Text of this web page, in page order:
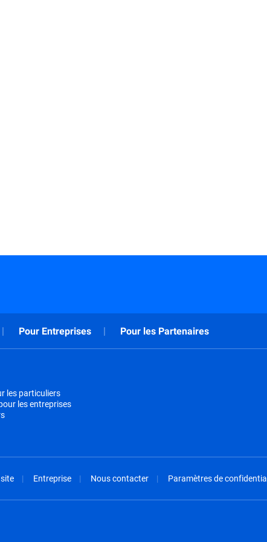
Pour Entreprises Pour les Partenaires
les particuliers
les entreprises
Entreprise Nous contacter Paramètres de